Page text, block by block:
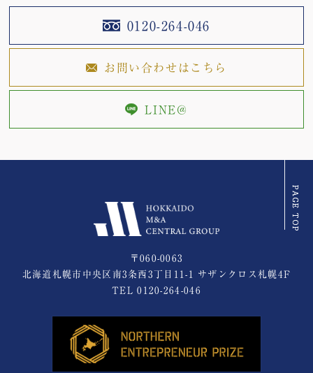
0120-264-046
お問い合わせはこちら
LINE@
〒060-0063
北海道札幌市中央区南3条西3丁目11-1 サザンクロス札幌4F
TEL0120-264-046